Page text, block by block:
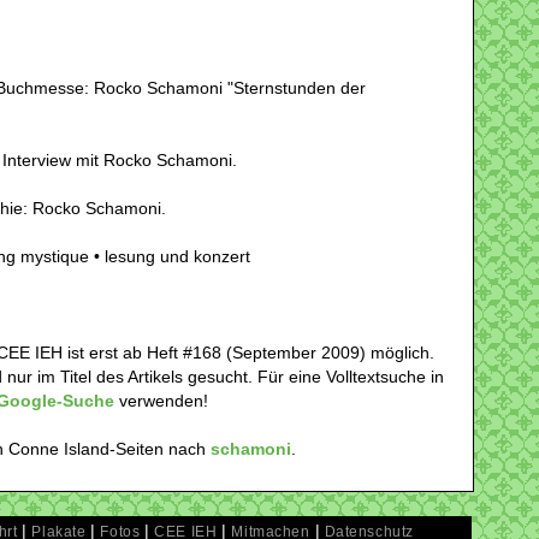
Rocko Schamoni "Sternstunden der
mit Rocko Schamoni.
Rocko Schamoni.
mystique • lesung und konzert
IEH ist erst ab Heft #168 (September 2009) möglich.
im Titel des Artikels gesucht. Für eine Volltextsuche in
Suche verwenden!
Island-Seiten nach schamoni.
| Plakate | Fotos |CEE IEH | Mitmachen | Datenschutz